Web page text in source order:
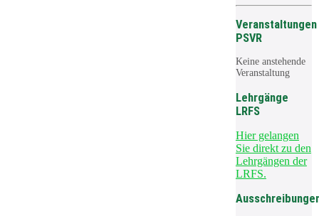
Veranstaltungen
PSVR
Keine anstehende
Veranstaltung
Lehrgänge
LRFS
Hier gelangen
Sie direkt zu den
Lehrgängen der
LRFS.